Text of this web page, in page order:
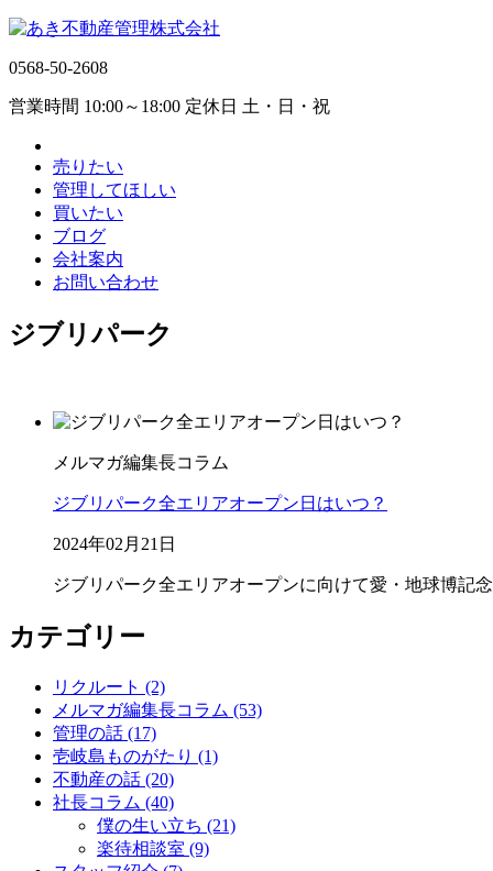
0568-50-2608
営業時間 10:00～18:00 定休日 土・日・祝
売りたい
管理してほしい
買いたい
ブログ
会社案内
お問い合わせ
ジブリパーク
メルマガ編集長コラム
ジブリパーク全エリアオープン日はいつ？
2024年02月21日
ジブリパーク全エリアオープンに向けて愛・地球博記
カテゴリー
リクルート (2)
メルマガ編集長コラム (53)
管理の話 (17)
壱岐島ものがたり (1)
不動産の話 (20)
社長コラム (40)
僕の生い立ち (21)
楽待相談室 (9)